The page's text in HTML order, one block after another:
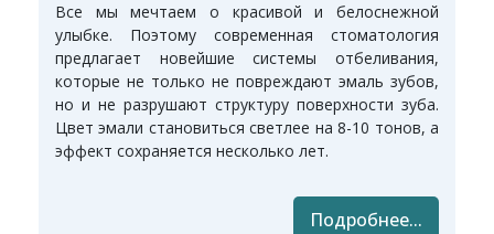
Все мы мечтаем о красивой и белоснежной
улыбке. Поэтому современная стоматология
предлагает новейшие системы отбеливания,
которые не только не повреждают эмаль зубов,
но и не разрушают структуру поверхности зуба.
Цвет эмали становиться светлее на 8-10 тонов, а
эффект сохраняется несколько лет.
Подробнее...